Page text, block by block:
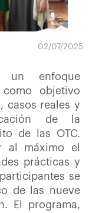
02/07/2025
un enfoque
objetivo
casos reales y
de la
de las OTC.
al máximo el
prácticas y
se
de las nueve
El programa,